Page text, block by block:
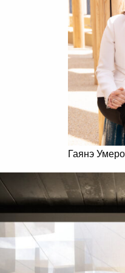
Гаянэ